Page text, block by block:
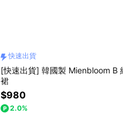
快速出貨
[快速出貨] 韓國製 Mienbloom B
裙
$980
2.0%